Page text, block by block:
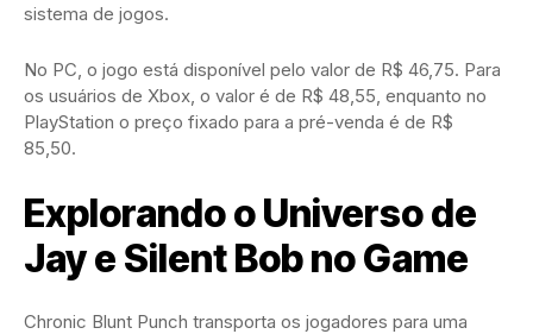
sistema de jogos.
No PC, o jogo está disponível pelo valor de R$ 46,75. Para
os usuários de Xbox, o valor é de R$ 48,55, enquanto no
PlayStation o preço fixado para a pré-venda é de R$
85,50.
Explorando o Universo de
Jay e Silent Bob no Game
Chronic Blunt Punch transporta os jogadores para uma